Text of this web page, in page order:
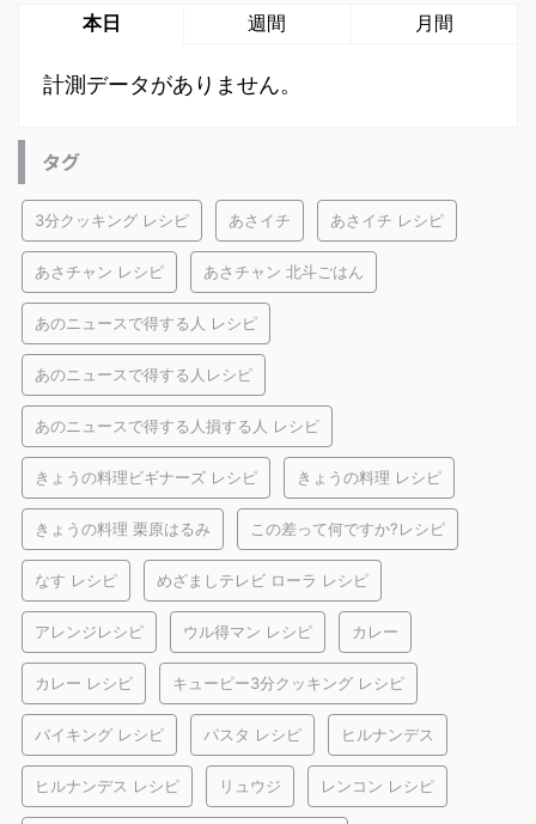
本日 週間 月間
計測データがありません。
タグ
3分クッキング レシピ あさイチ あさイチ レシピ
あさチャン レシピ あさチャン 北斗ごはん
あのニュースで得する人 レシピ
あのニュースで得する人レシピ
あのニュースで得する人損する人 レシピ
きょうの料理ビギナーズ レシピ きょうの料理 レシピ
きょうの料理 栗原はるみ この差って何ですか?レシピ
なす レシピ めざましテレビ ローラ レシピ
アレンジレシピ ウル得マン レシピ カレー
カレー レシピ キューピー3分クッキング レシピ
バイキング レシピ パスタ レシピ ヒルナンデス
ヒルナンデス レシピ リュウジ レンコン レシピ